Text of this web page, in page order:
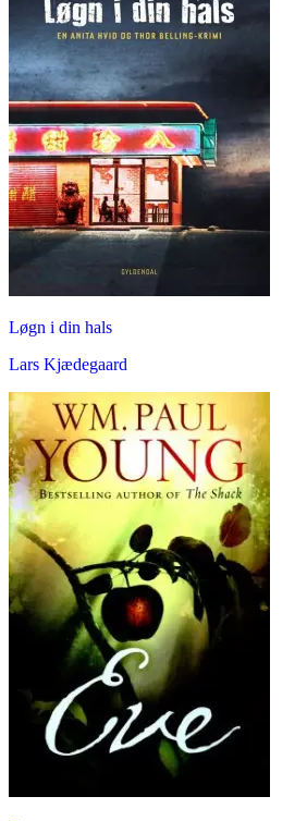
Løgn i din hals
Lars Kjædegaard